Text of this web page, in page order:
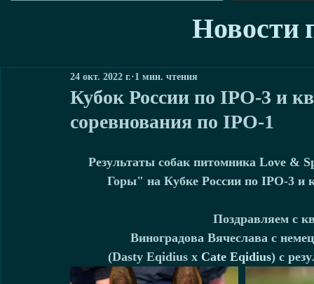
Новости
Кубок России по IPO-3 и
соревнования по IPO-1
24 окт. 2022 г. 1 мин. чтения
Результаты собак питомника Love &
Горы" на Кубке России по IPO-3 и
Поздравляем с
Виноградова Вячеслава с
(Dasty Eqidius х Cate Eqidius) с